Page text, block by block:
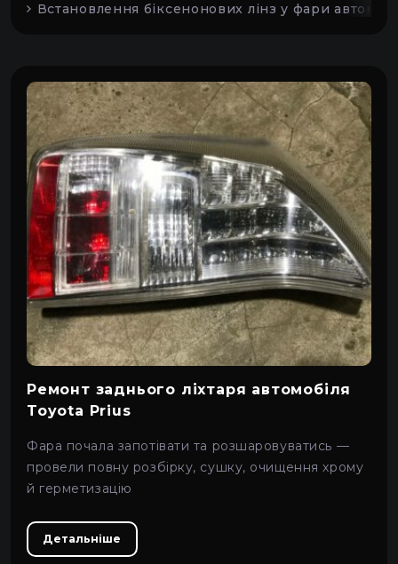
Встановлення біксенонових лінз у фари
Ремонт заднього ліхтаря автомобіля
Toyota Prius
Фара почала запотівати та розшаровуватись —
провели повну розбірку, сушку, очищення хрому
й герметизацію
Детальніше